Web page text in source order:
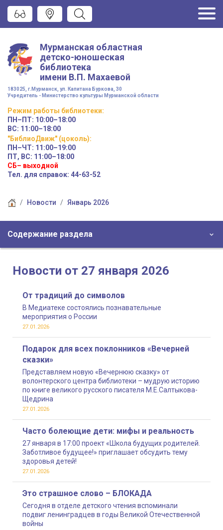
Мурманская областная
детско-юношеская
библиотека
имени В.П. Махаевой
183025, г.Мурманск, ул. Капитана Буркова, 30
Учредитель - Министерство культуры Мурманской области
Режим работы библиотеки:
ПН–ПТ: 10:00–18:00
ВС: 11:00–18:00
"БиблиоДвиж" (цоколь):
ПН–ЧТ: 11:00–19:00
ПТ, ВС: 11:00–18:00
СБ– выходной
Тел. для справок: 44-63-52
Новости Январь 2026
Содержание раздела
Новости от 27 января 2026
От традиций до символов
В Медиатеке состоялись познавательные
мероприятия о России
27.01.2026
Подарок для всех поклонников «Вечерней
сказки»
Представляем новую «Вечернюю сказку» от
волонтерского центра библиотеки – мудрую историю
по книге великого русского писателя М.Е.Салтыкова-
Щедрина
27.01.2026
Часто болеющие дети: мифы и реальность
27 января в 17:00 проект «Школа будущих родителей.
Заботливое будущее!» приглашает обсудить тему
здоровья детей!
27.01.2026
Это страшное слово – БЛОКАДА
Сегодня в отделе детского чтения вспоминали
подвиг ленинградцев в годы Великой Отечественной
войны